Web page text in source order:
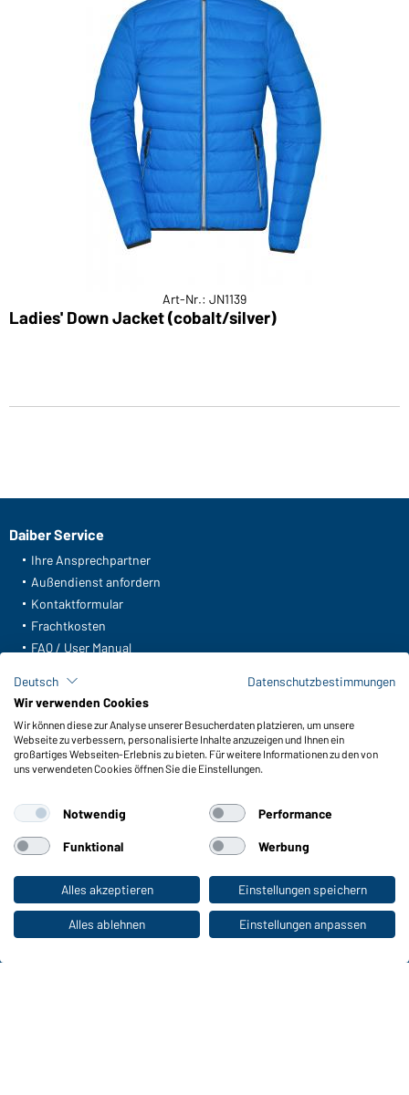
Zum Privatkunden-Shop
Art-Nr.: JN1139
Ladies' Down Jacket (cobalt/silver)
Daiber Service
Ihre Ansprechpartner
Außendienst anfordern
Kontaktformular
Frachtkosten
FAQ / User Manual
Meldeportal nach Hinweisgeberschutz
Funktionen & Pflege
Produkteigenschaften
Pflegehinweise
Farben
WORKWEAR COLLECTION
Die ideale Wahl für Professionals: Kollektionen
entdecken!
Deutsch
Datenschutzbestimmungen
Wir verwenden Cookies
Wir können diese zur Analyse unserer Besucherdaten platzieren, um unsere
Webseite zu verbessern, personalisierte Inhalte anzuzeigen und Ihnen ein
großartiges Webseiten-Erlebnis zu bieten. Für weitere Informationen zu den von
uns verwendeten Cookies öffnen Sie die Einstellungen.
Notwendig Performance
Funktional Werbung
Alles akzeptieren Einstellungen speichern
Alles ablehnen Einstellungen anpassen